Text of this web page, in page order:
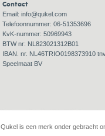
Contact
Email: info@qukel.com
Telefoonnummer: 06-51353696
KvK-nummer: 50969943
BTW nr: NL823021312B01
IBAN. nr. NL46TRIO0198373910
Speelmaat BV
Qukel is een merk onder gebracht